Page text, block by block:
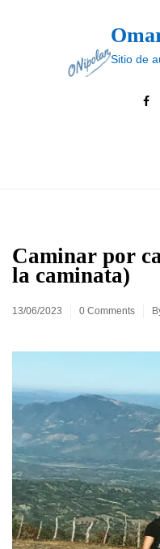
Sitio de
Caminar por
la caminata)
13/06/2023 0 Comments